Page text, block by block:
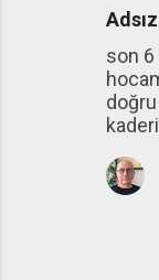
Adsız
son 6